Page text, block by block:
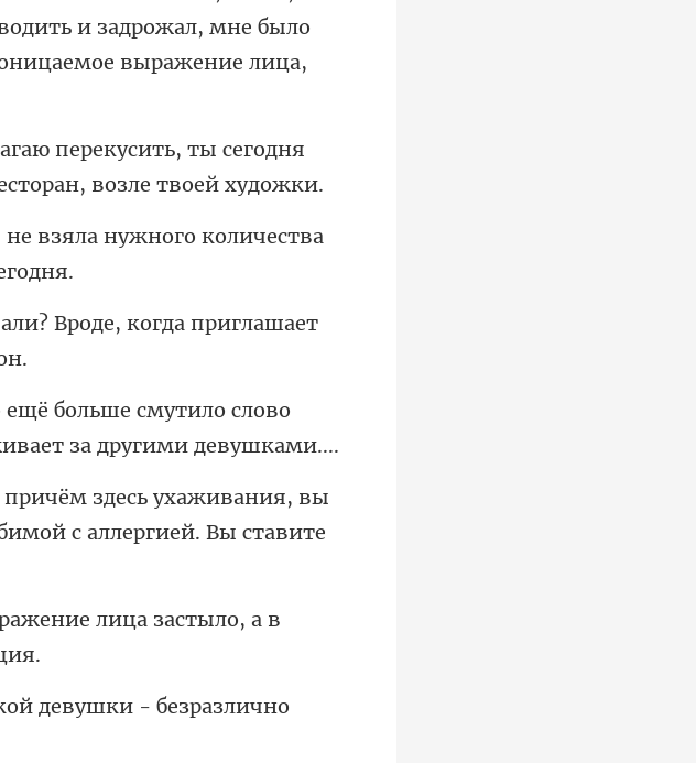
и задрожал, мне было
перекусить, ты сегодня
не взяла нужного количества
Вроде, когда приглашает
ольше смутило слово
ухаживания, вы
лица застыло, а в
девушки